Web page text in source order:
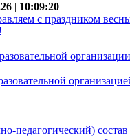
| 10:09:20
с праздником
организации
педагогический) состав